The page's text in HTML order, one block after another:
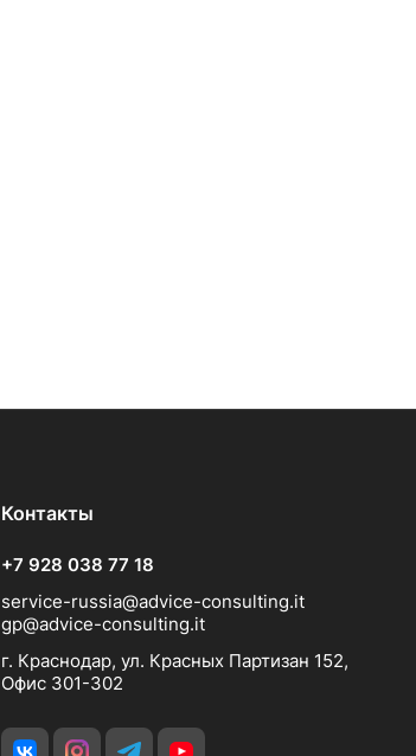
Контакты
+7 928 038 77 18
service-russia@advice-consulting.it
gp@advice-consulting.it
г. Краснодар, ул. Красных Партизан 152,
Офис 301-302